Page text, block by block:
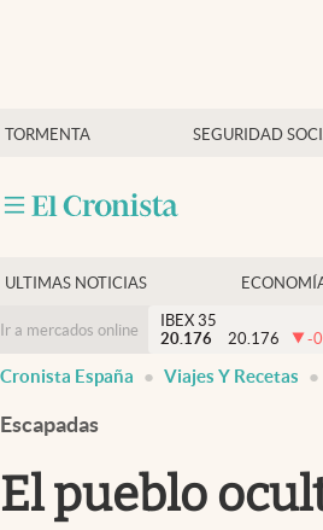
TORMENTA SEGURIDAD
Economía y finanzas
Criptomonedas
ULTIMAS NOTICIAS
Ir a mercados online
IBEX 35
20.176
20.176 -
Cronista España Viajes Y Recetas
Escapadas
El pueblo